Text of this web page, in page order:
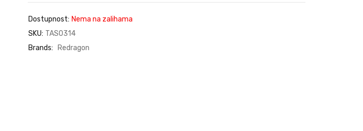
Dostupnost: Nema na zalihama
SKU: TAS0314
Brands:
Redragon